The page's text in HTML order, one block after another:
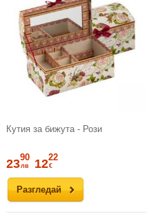
Кутия за бижута - Рози
Разгледай
2390
лв 1222
€